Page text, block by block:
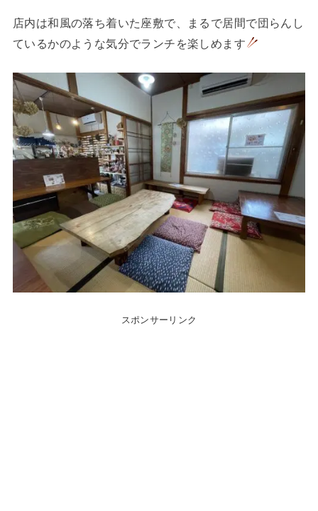
店内は和風の落ち着いた座敷で、まるで居間で団らんし
ているかのような気分でランチを楽しめます
スポンサーリンク